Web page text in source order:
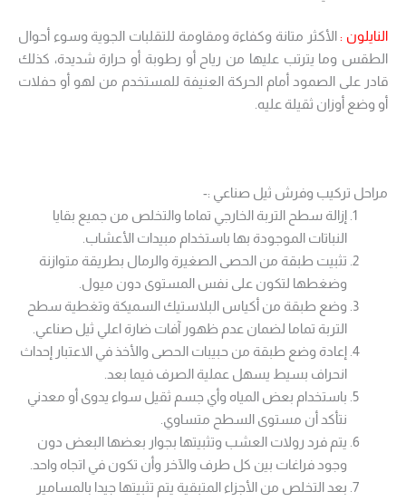
النايلون :الأكثر متانة وكفاءة ومقاومة للتقلبات الجوية وسوء أحوال
الطقس وما يترتب عليها من رياح أو رطوبة أو حرارة شديدة، كذلك
قادر على الصمود أمام الحركة العنيفة للمستخدم من لهو أو حفلات
أو وضع أوزان ثقيلة عليه.
مراحل تركيب وفرش ثيل صناعي :-
إزالة سطح التربة الخارجي تماما والتخلص من جميع بقايا
النباتات الموجودة بها باستخدام مبيدات الأعشاب.
تثبيت طبقة من الحصى الصغيرة والرمال بطريقة متوازنة
وضغطها لتكون على نفس المستوى دون ميول.
وضع طبقة من أكياس البلاستيك السميكة وتغطية سطح
التربة تماما لضمان عدم ظهور آفات ضارة اعلي ثيل صناعي.
إعادة وضع طبقة من حبيبات الحصى والأخذ في الاعتبار إحداث
انحراف بسيط يسهل عملية الصرف فيما بعد.
باستخدام بعض المياه وأي جسم ثقيل سواء يدوى أو معدني
نتأكد أن مستوى السطح متساوي.
يتم فرد رولات العشب وتثبيتها بجوار بعضها البعض دون
وجود فراغات بين كل طرف والآخر وأن تكون في اتجاه واحد.
بعد التخلص من الأجزاء المتبقية يتم تثبيتها جيدا بالمسامير